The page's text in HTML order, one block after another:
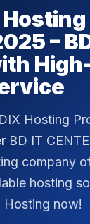
–
Hosting
BD IT
company
hosting
Hosting now!